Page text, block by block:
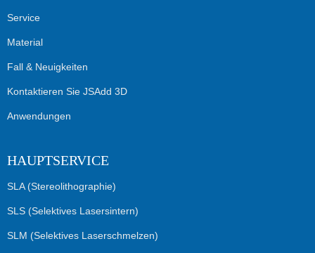
Service
Material
Fall & Neuigkeiten
Kontaktieren Sie JSAdd 3D
Anwendungen
HAUPTSERVICE
SLA (Stereolithographie)
SLS (Selektives Lasersintern)
SLM (Selektives Laserschmelzen)